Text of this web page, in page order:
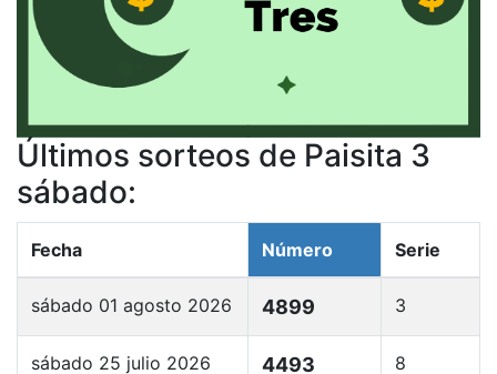
Últimos sorteos de Paisita 3
sábado:
Fecha Número Serie
sábado 01 agosto 2026 4899 3
sábado 25 julio 2026 4493 8